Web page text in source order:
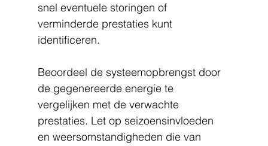
snel eventuele storingen of
verminderde prestaties kunt
identificeren.
Beoordeel de systeemopbrengst door
de gegenereerde energie te
vergelijken met de verwachte
prestaties. Let op seizoensinvloeden
en weersomstandigheden die van